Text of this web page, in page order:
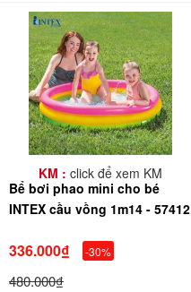
KM : click để xem KM
Bể bơi phao mini cho bé
INTEX cầu vồng 1m14 - 57412
336.000₫ -30%
480.000₫